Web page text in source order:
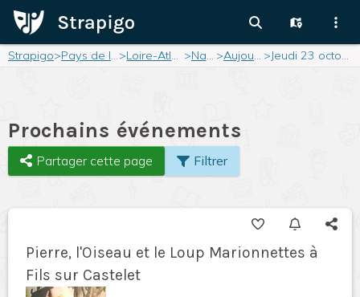
Strapigo> Pays de la Loire> Loire-Atlantique > Nantes > Aujourd'hui > Jeudi 23 octobre 2025
Prochains événements
Partager cette page Filtrer
Pierre, l'Oiseau et le Loup Marionnettes à
Fils sur Castelet